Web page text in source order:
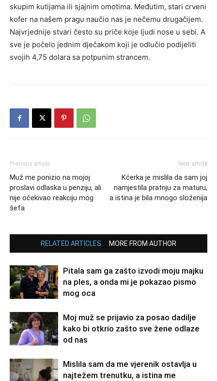
skupim kutijama ili sjajnim omotima. Međutim, stari crveni
kofer na našem pragu naučio nas je nečemu drugačijem.
Najvrjednije stvari često su priče koje ljudi nose u sebi. A
sve je počelo jednim dječakom koji je odlučio podijeliti
svojih 4,75 dolara sa potpunim strancem.
Previous article
Muž me ponizio na mojoj
proslavi odlaska u penziju, ali
nije očekivao reakciju mog
šefa
Next article
Kćerka je mislila da sam joj
namjestila pratnju za maturu,
a istina je bila mnogo složenija
RELATED ARTICLES MORE FROM AUTHOR
Pitala sam ga zašto izvodi moju majku
na ples, a onda mi je pokazao pismo
mog oca
Moj muž se prijavio za posao dadilje
kako bi otkrio zašto sve žene odlaze
od nas
Mislila sam da me vjerenik ostavlja u
najtežem trenutku, a istina me